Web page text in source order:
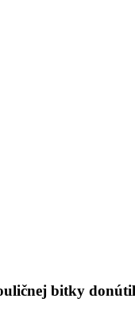
bitky